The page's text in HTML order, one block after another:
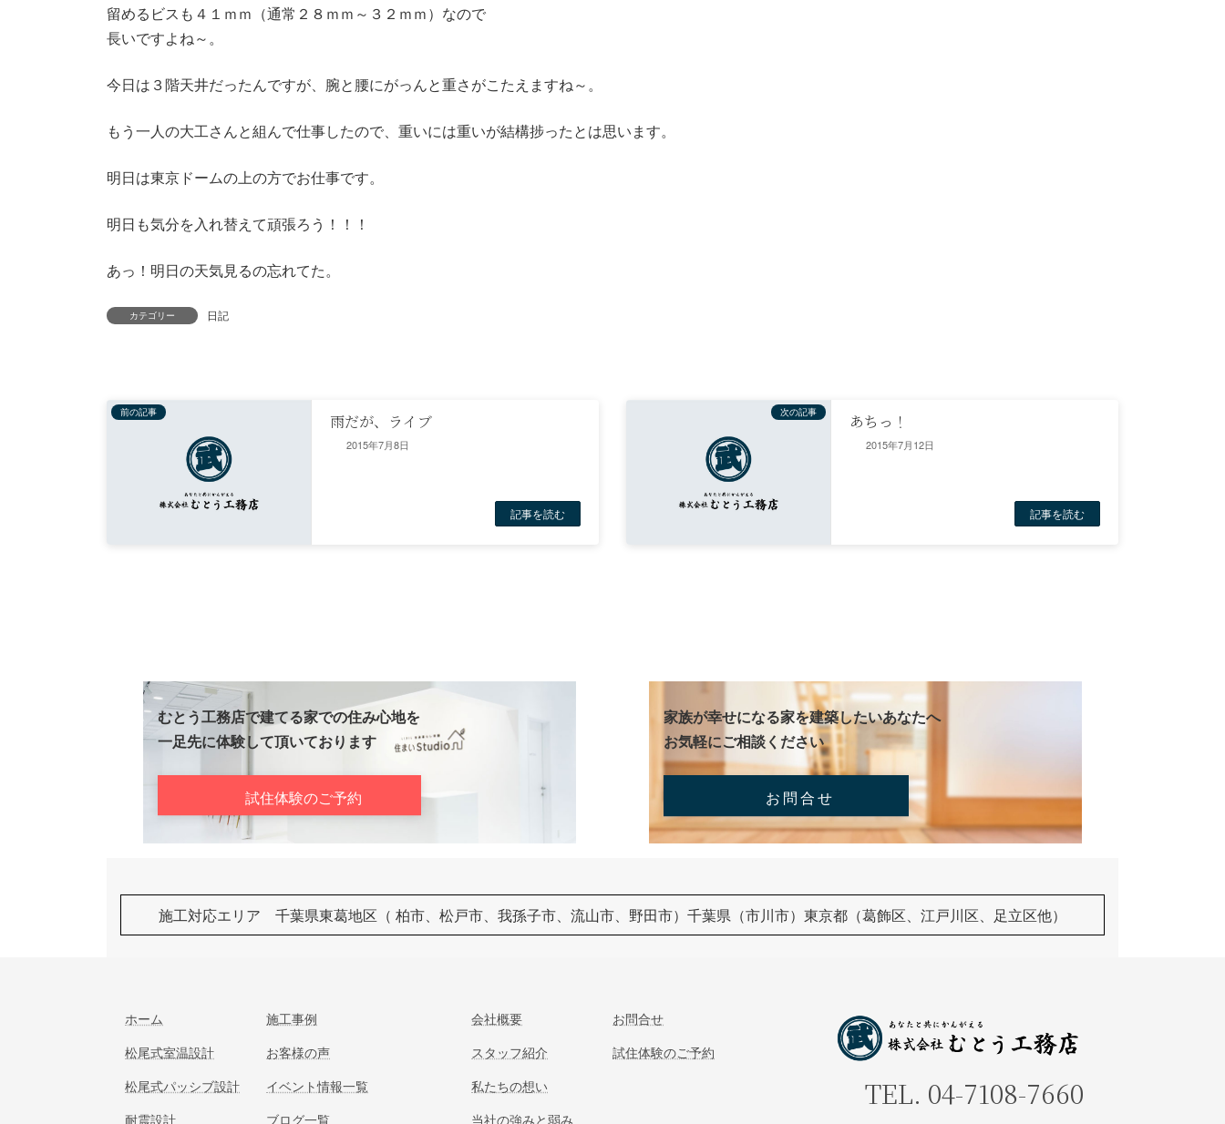
留めるビスも４１ｍｍ（通常２８ｍｍ～３２ｍｍ）なので
長いですよね～。
今日は３階天井だったんですが、腕と腰にがっんと重さがこたえますね～。
もう一人の大工さんと組んで仕事したので、重いには重いが結構捗ったとは思います。
明日は東京ドームの上の方でお仕事です。
明日も気分を入れ替えて頑張ろう！！！
あっ！明日の天気見るの忘れてた。
カテゴリー 日記
前の記事 雨だが、ライブ
2015年7月8日
記事を読む
次の記事 あちっ！
2015年7月12日
記事を読む
むとう工務店で建てる家での住み心地を
一足先に体験して頂いております
試住体験のご予約
家族が幸せになる家を建築したいあなたへ
お気軽にご相談ください
お問合せ
施工対応エリア 千葉県東葛地区（ 柏市、松戸市、我孫子市、流山市、野田市）千葉県（市川市）東京都（葛飾区、江戸川区、足立区他）
ホーム
松尾式室温設計
松尾式パッシブ設計
耐震設計
施工事例
お客様の声
イベント情報一覧
ブログ一覧
会社概要
スタッフ紹介
私たちの想い
当社の強みと弱み
お問合せ
試住体験のご予約
TEL. 04-7108-7660